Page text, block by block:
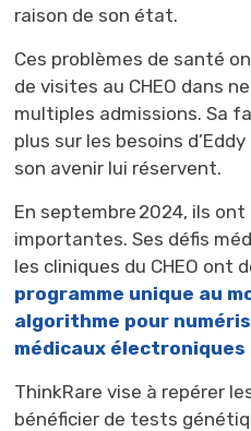
raison de son état.
Ces problèmes de santé
de visites au CHEO dans
multiples admissions. Sa
plus sur les besoins
son avenir lui réservent.
En septembre 2024, ils
importantes. Ses défis
les cliniques du CHEO ont
programme unique au
algorithme pour
médicaux électroniques
ThinkRare vise à repérer
bénéficier de tests